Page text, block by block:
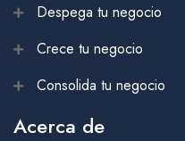
Despega tu negocio
Crece tu negocio
Consolida tu negocio
Acerca de